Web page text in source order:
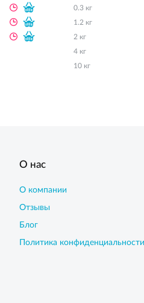
0.3 кг
1.2 кг
2 кг
4 кг
10 кг
О нас
О компании
Отзывы
Блог
Политика конфиденциальности